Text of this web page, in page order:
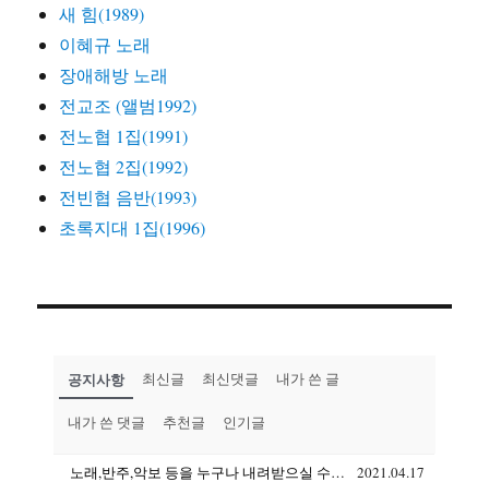
새 힘(1989)
이혜규 노래
장애해방 노래
전교조 (앨범1992)
전노협 1집(1991)
전노협 2집(1992)
전빈협 음반(1993)
초록지대 1집(1996)
공지사항 최신글 최신댓글 내가 쓴 글
내가 쓴 댓글 추천글 인기글
노래,반주,악보 등을 누구나 내려받으실 수 있습니다(상업용도 제외) 2021.04.17